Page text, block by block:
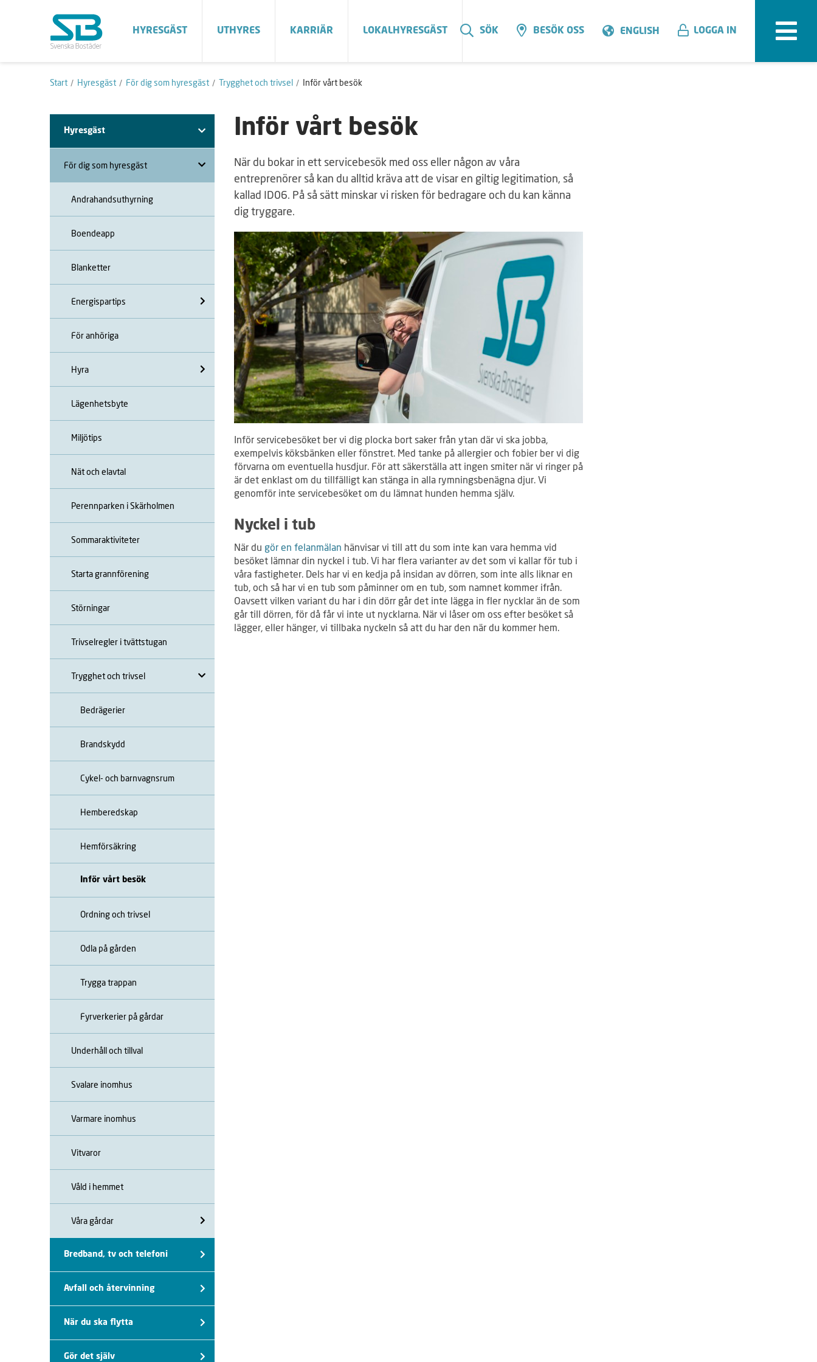
HYRESGÄST UTHYRES KARRIÄR LOKALHYRESGÄST SÖK BESÖK OSS ENGLISH LOGGA IN
Start Hyresgäst För dig som hyresgäst Trygghet och trivsel Inför vårt besök
Hyresgäst
För dig som hyresgäst
Andrahandsuthyrning
Boendeapp
Blanketter
Energispartips
För anhöriga
Hyra
Lägenhetsbyte
Miljötips
Nät och elavtal
Perennparken i Skärholmen
Sommaraktiviteter
Starta grannförening
Störningar
Trivselregler i tvättstugan
Trygghet och trivsel
Bedrägerier
Brandskydd
Cykel- och barnvagnsrum
Hemberedskap
Hemförsäkring
Inför vårt besök
Ordning och trivsel
Odla på gården
Trygga trappan
Fyrverkerier på gårdar
Underhåll och tillval
Svalare inomhus
Varmare inomhus
Vitvaror
Våld i hemmet
Våra gårdar
Bredband, tv och telefoni
Avfall och återvinning
När du ska flytta
Gör det själv
Inför vårt besök
När du bokar in ett servicebesök med oss eller någon av våra
entreprenörer så kan du alltid kräva att de visar en giltig legitimation, så
kallad ID06. På så sätt minskar vi risken för bedragare och du kan känna
dig tryggare.
Inför servicebesöket ber vi dig plocka bort saker från ytan där vi ska jobba,
exempelvis köksbänken eller fönstret. Med tanke på allergier och fobier ber vi dig
förvarna om eventuella husdjur. För att säkerställa att ingen smiter när vi ringer på
är det enklast om du tillfälligt kan stänga in alla rymningsbenägna djur. Vi
genomför inte servicebesöket om du lämnat hunden hemma själv.
Nyckel i tub
När du gör en felanmälan hänvisar vi till att du som inte kan vara hemma vid
besöket lämnar din nyckel i tub. Vi har flera varianter av det som vi kallar för tub i
våra fastigheter. Dels har vi en kedja på insidan av dörren, som inte alls liknar en
tub, och så har vi en tub som påminner om en tub, som namnet kommer ifrån.
Oavsett vilken variant du har i din dörr går det inte lägga in fler nycklar än de som
går till dörren, för då får vi inte ut nycklarna. När vi låser om oss efter besöket så
lägger, eller hänger, vi tillbaka nyckeln så att du har den när du kommer hem.